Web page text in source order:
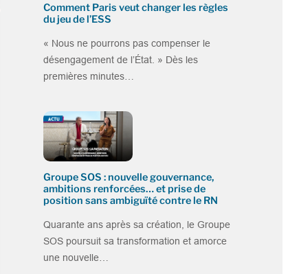
Comment Paris veut changer les règles
du jeu de l’ESS
« Nous ne pourrons pas compenser le
désengagement de l’État. » Dès les
premières minutes…
Groupe SOS : nouvelle gouvernance,
ambitions renforcées… et prise de
position sans ambiguïté contre le RN
Quarante ans après sa création, le Groupe
SOS poursuit sa transformation et amorce
une nouvelle…